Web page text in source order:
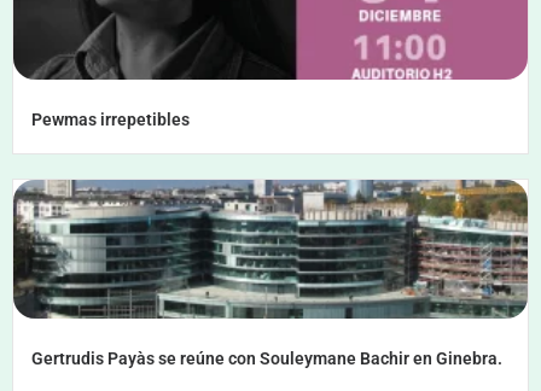
Pewmas irrepetibles
Gertrudis Payàs se reúne con Souleymane Bachir en Ginebra.